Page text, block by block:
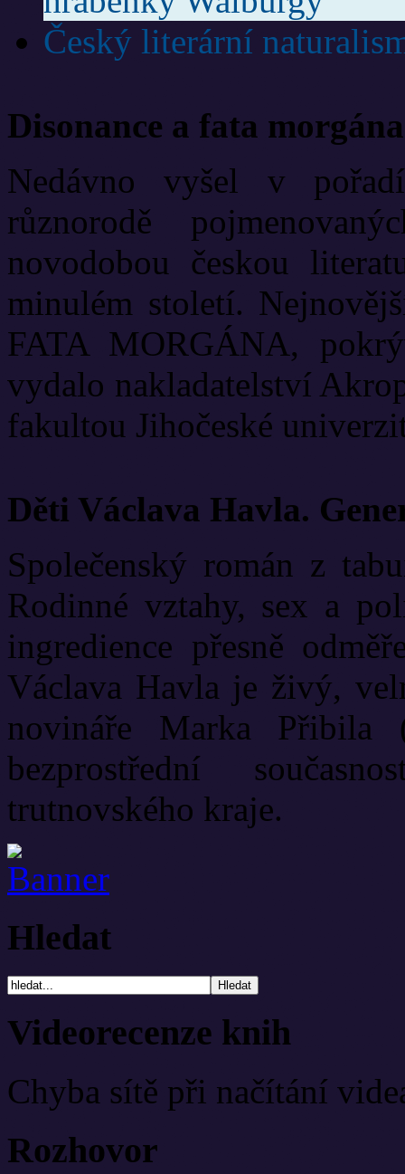
Český literární
Disonance a fata morgána
Nedávno vyšel v
různorodě
novodobou českou
minulém století.
FATA MORGÁNA,
vydalo nakladatelství
fakultou Jihočeské
Děti Václava Havla.
Společenský román z
Rodinné vztahy, sex a
ingredience přesně
Václava Havla je živý,
novináře Marka Přibila
bezprostřední
trutnovského kraje.
Hledat
Videorecenze knih
Chyba sítě při načítání
Rozhovor